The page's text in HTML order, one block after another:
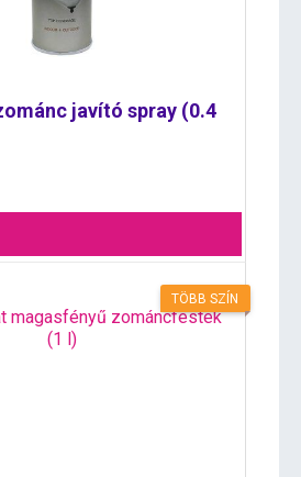
javító spray (0.4
TÖBB SZÍN